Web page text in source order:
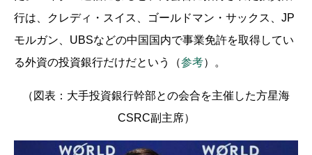
行は、クレディ・スイス、ゴールドマン・サックス、JP
モルガン、UBSなどの中国国内で事業免許を取得してい
る外資の投資銀行だけだという（参考）。
（図表：大手投資銀行幹部との会合を主催した方星海
CSRC副主席）